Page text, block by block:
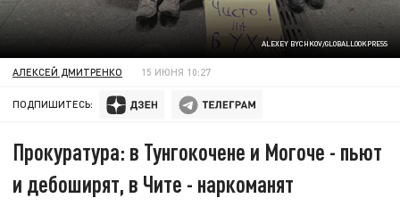
ALEXEY BYCHKOV/GLOBALLOOKPRESS
АЛЕКСЕЙ ДМИТРЕНКО 15 ИЮНЯ 10:27
ПОДПИШИТЕСЬ:
Прокуратура: в Тунгокочене и Могоче - пьют
и дебоширят, в Чите - наркоманят